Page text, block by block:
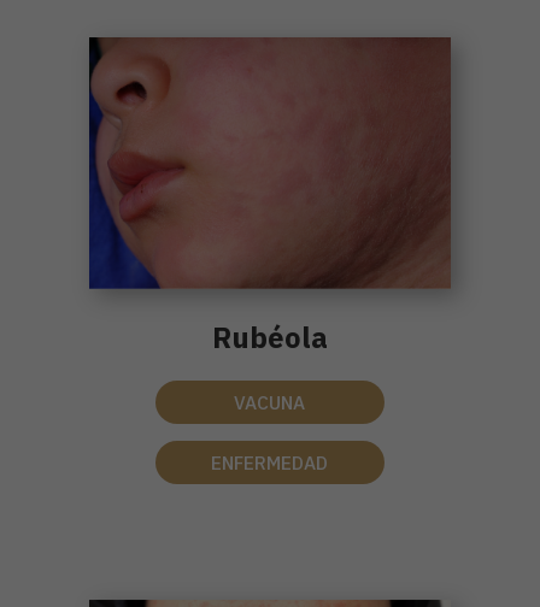
Rubéola
VACUNA
ENFERMEDAD